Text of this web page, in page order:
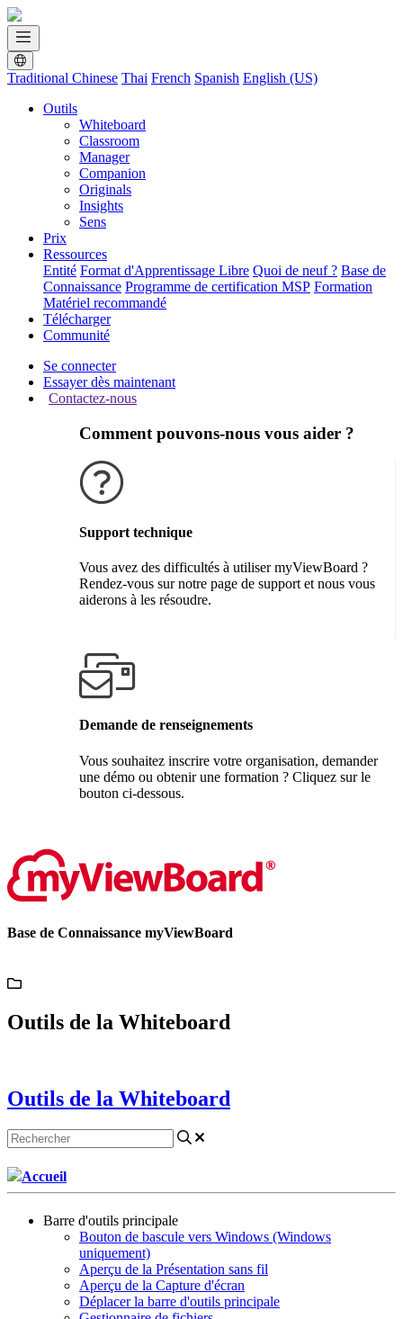
Traditional Chinese Thai French Spanish English (US)
Outils
Whiteboard
Classroom
Manager
Companion
Originals
Insights
Sens
Prix
Ressources
Entité Format d'Apprentissage Libre Quoi de neuf ? Base de
Connaissance Programme de certification MSP Formation
Matériel recommandé
Télécharger
Communité
Se connecter
Essayer dès maintenant
Contactez-nous
Comment pouvons-nous vous aider ?
Support technique
Vous avez des difficultés à utiliser myViewBoard ?
Rendez-vous sur notre page de support et nous vous
aiderons à les résoudre.
Demande de renseignements
Vous souhaitez inscrire votre organisation, demander
une démo ou obtenir une formation ? Cliquez sur le
bouton ci-dessous.
Base de Connaissance myViewBoard
Outils de la Whiteboard
Outils de la Whiteboard
Accueil
Barre d'outils principale
Bouton de bascule vers Windows (Windows
uniquement)
Aperçu de la Présentation sans fil
Aperçu de la Capture d'écran
Déplacer la barre d'outils principale